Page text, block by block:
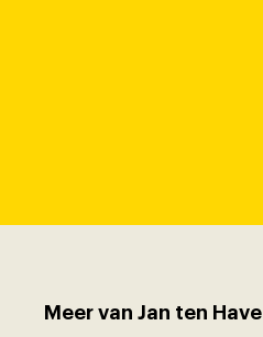
Meer van Jan ten Have